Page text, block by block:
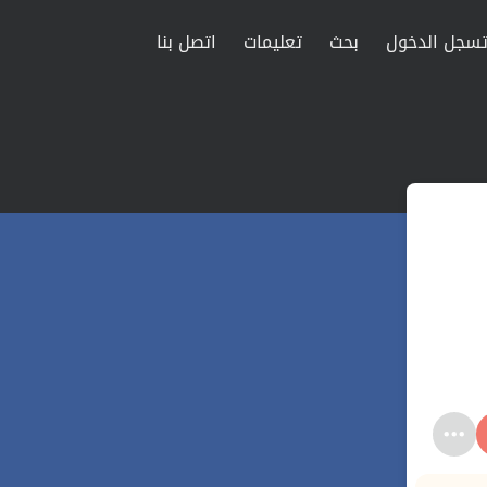
تسجل الدخول بحث تعليمات
اتصل بنا